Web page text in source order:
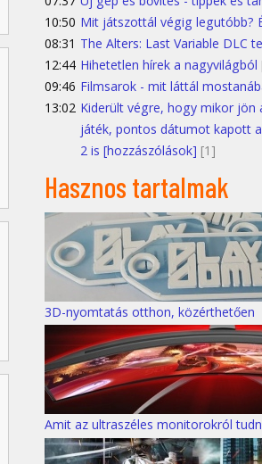
10:50 Mit játszottál végig legutóbb?
08:31 The Alters: Last Variable DLC
12:44 Hihetetlen hírek a nagyvilágból
09:46 Filmsarok - mit láttál
13:02 Kiderült végre, hogy mikor jön
játék, pontos dátumot kapott
2 is [hozzászólások] [1]
Hasznos tartalmak
3D-nyomtatás otthon, közérthetően
Amit az ultraszéles monitorokról